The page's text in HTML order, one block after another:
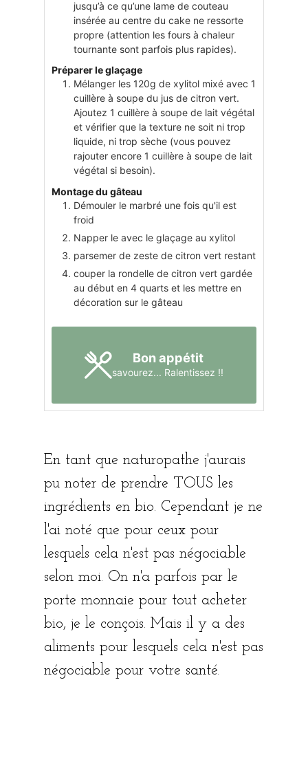
jusqu’à ce qu’une lame de couteau
insérée au centre du cake ne ressorte
propre (attention les fours à chaleur
tournante sont parfois plus rapides).
Préparer le glaçage
Mélanger les 120g de xylitol mixé avec 1
cuillère à soupe du jus de citron vert.
Ajoutez 1 cuillère à soupe de lait végétal
et vérifier que la texture ne soit ni trop
liquide, ni trop sèche (vous pouvez
rajouter encore 1 cuillère à soupe de lait
végétal si besoin).
Montage du gâteau
Démouler le marbré une fois qu'il est
froid
Napper le avec le glaçage au xylitol
parsemer de zeste de citron vert restant
couper la rondelle de citron vert gardée
au début en 4 quarts et les mettre en
décoration sur le gâteau
Bon appétit
savourez... Ralentissez !!
En tant que naturopathe j'aurais
pu noter de prendre TOUS les
ingrédients en bio. Cependant je ne
l'ai noté que pour ceux pour
lesquels cela n'est pas négociable
selon moi. On n'a parfois par le
porte monnaie pour tout acheter
bio, je le conçois. Mais il y a des
aliments pour lesquels cela n'est pas
négociable pour votre santé.